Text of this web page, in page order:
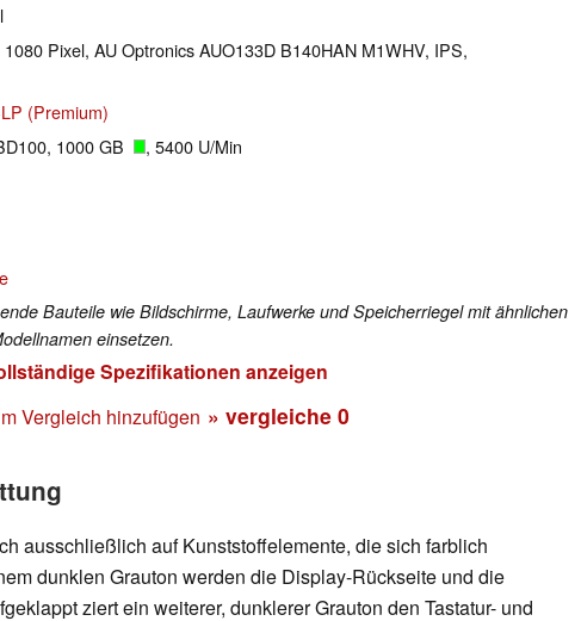
Pixel, AU Optronics AUO133D B140HAN M1WHV, IPS,
(Premium)
1000 GB , 5400 U/Min
Bauteile wie Bildschirme, Laufwerke und Speicherriegel mit ähnlichen
einsetzen.
Spezifikationen anzeigen
Vergleich hinzufügen » vergleiche 0
ausschließlich auf Kunststoffelemente, die sich farblich
dunklen Grauton werden die Display-Rückseite und die
ziert ein weiterer, dunklerer Grauton den Tastatur- und